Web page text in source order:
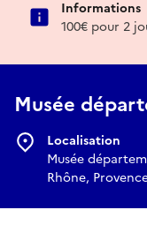
Informations
100€ pour 2
Musée
Localisation
Musée
Rhône,